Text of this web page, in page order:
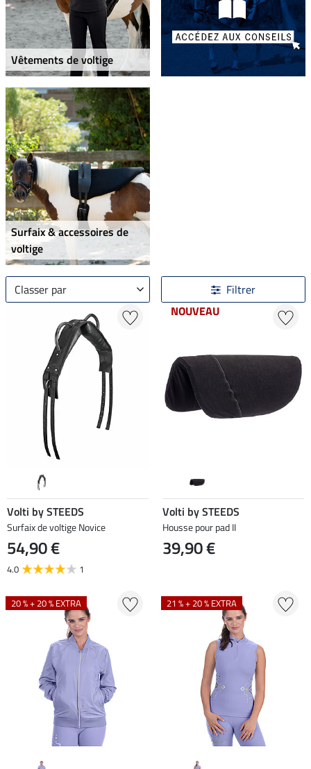
Vêtements de voltige
Surfaix & accessoires de
voltige
Classer par Filtrer
Volti by STEEDS
Surfaix de voltige Novice
54,90 €
4.0 1
NOUVEAU
Volti by STEEDS
Housse pour pad II
39,90 €
20 % + 20 % EXTRA 21 % + 20 % EXTRA